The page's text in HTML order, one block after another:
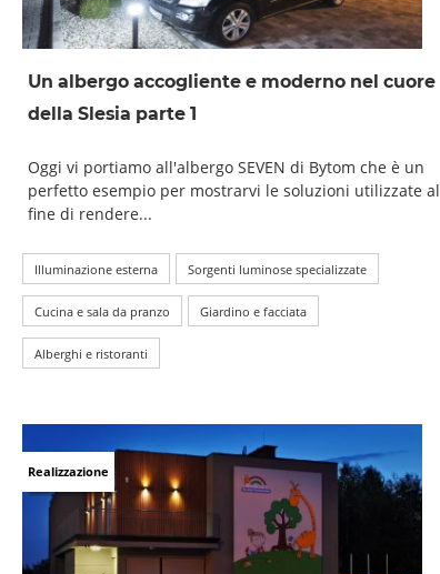
Un albergo accogliente e moderno nel cuore
della Slesia parte 1
Oggi vi portiamo all'albergo SEVEN di Bytom che è un
perfetto esempio per mostrarvi le soluzioni utilizzate al
fine di rendere...
Illuminazione esterna Sorgenti luminose specializzate
Cucina e sala da pranzo Giardino e facciata
Alberghi e ristoranti
Realizzazione